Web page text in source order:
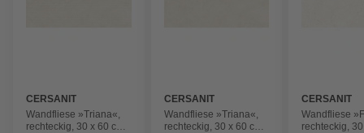
CERSANIT
Wandfliese »Triana«,
rechteckig, 30 x 60 cm,
CERSANIT
Wandfliese »Triana«,
rechteckig, 30 x 60 cm,
CERSANIT
Wandfliese
rechteckig,